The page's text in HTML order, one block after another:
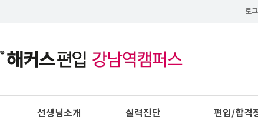
로
선생님소개 실력진단 편입/합격